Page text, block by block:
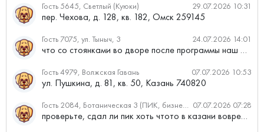
Гость 5645, Светлый (Куюки) 29.07.2026 10:31
пер. Чехова, д. 128, кв. 182, Омск 259145
Гость 7075, ул. Тыныч, 3 24.07.2026 14:01
Гость 4979, Волжская Гавань 07.07.2026 10:53
ул. Пушкина, д. 81, кв. 50, Казань 740820
Гость 2084, Ботаническая 3 (ПИК, бизнес-класс) 07.07.2026 07:28